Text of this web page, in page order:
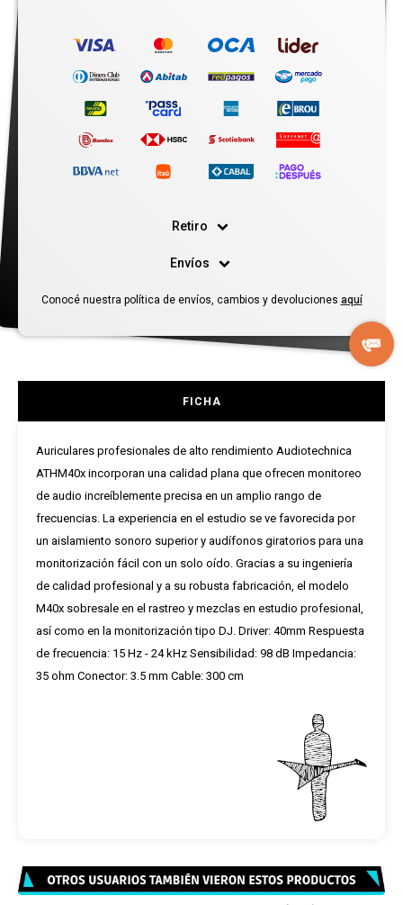
Retiro
Envíos
Conocé nuestra política de envíos, cambios y devoluciones aquí
FICHA
Auriculares profesionales de alto rendimiento Audiotechnica
ATHM40x incorporan una calidad plana que ofrecen monitoreo
de audio increíblemente precisa en un amplio rango de
frecuencias. La experiencia en el estudio se ve favorecida por
un aislamiento sonoro superior y audífonos giratorios para una
monitorización fácil con un solo oído. Gracias a su ingeniería
de calidad profesional y a su robusta fabricación, el modelo
M40x sobresale en el rastreo y mezclas en estudio profesional,
así como en la monitorización tipo DJ. Driver: 40mm Respuesta
de frecuencia: 15 Hz - 24 kHz Sensibilidad: 98 dB Impedancia:
35 ohm Conector: 3.5 mm Cable: 300 cm